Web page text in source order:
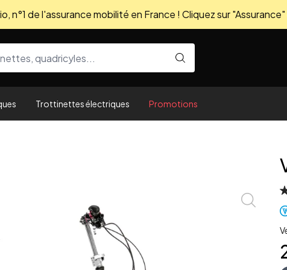
n°1 de l'assurance mobilité en France ! Cliquez sur "Assurance"
Trottinettes électriques Promotions
Zoom